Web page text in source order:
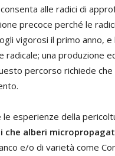
alle radici di
precoce perché le
vigorosi il primo anno,
radicale; una produzione
percorso richiede
esperienze della
che alberi
e/o di varietà come